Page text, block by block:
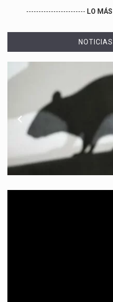
------------------------ LO